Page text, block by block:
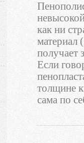
как ни
материал
получает
Если
толщине
сама по